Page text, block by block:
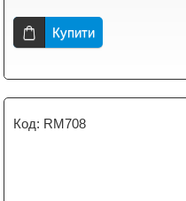
Купити
RM708